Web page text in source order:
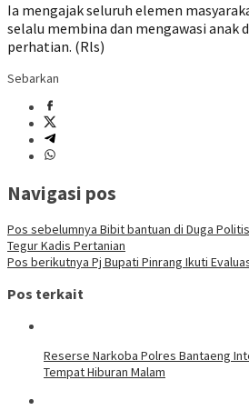
Ia mengajak seluruh elemen
selalu membina dan mengawasi anak
perhatian. (Rls)
Sebarkan
Navigasi pos
Pos sebelumnya Bibit bantuan di Duga
Tegur Kadis Pertanian
Pos berikutnya Pj Bupati Pinrang Ikuti
Pos terkait
Reserse Narkoba Polres Bantaeng
Tempat Hiburan Malam